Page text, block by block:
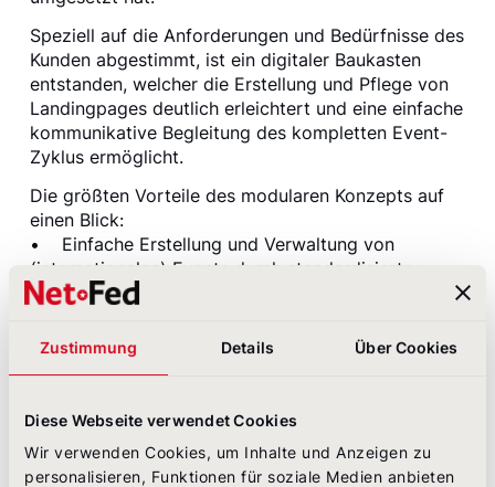
Zustimmung Details Über Cookies
Diese Webseite verwendet Cookies
Wir verwenden Cookies, um Inhalte und Anzeigen zu
personalisieren, Funktionen für soziale Medien anbieten
Speziell auf die Anforderungen und Bedürfnisse des
Kunden abgestimmt, ist ein digitaler Baukasten
entstanden, welcher die Erstellung und Pflege von
Landingpages deutlich erleichtert und eine einfache
kommunikative Begleitung des kompletten Event-
Zyklus ermöglicht.
Die größten Vorteile des modularen Konzepts auf
einen Blick:
• Einfache Erstellung und Verwaltung von
(internationalen) Events durch standardisierte
Prozesse und CMS
responsives Layout
Inhalte
Kontaktmöglichkeiten und bessere Nutzerführung